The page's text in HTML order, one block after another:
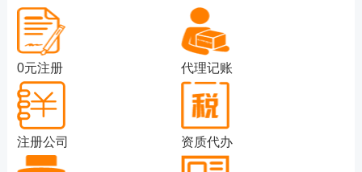
0元注册 代理记账
注册公司 资质代办